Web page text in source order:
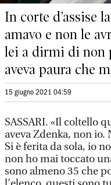
In corte d’assise
amavo e non le
lei a dirmi di non
aveva paura che
15 giugno 2021 04:59
SASSARI. «Il coltello
aveva Zdenka, non io.
Si è ferita da sola, io
non ho mai toccato
sono almeno 35 che